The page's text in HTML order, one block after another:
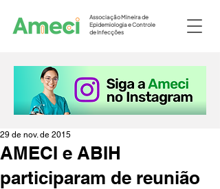
Associação Mineira de
Epidemiologia e Controle
de Infecções
AMECI e ABIH
participaram de reunião
29 de nov. de 2015